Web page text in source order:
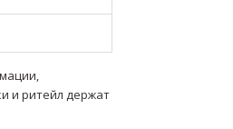
и ритейл держат